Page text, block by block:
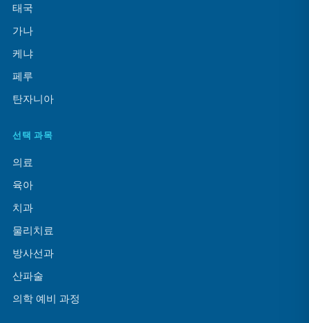
태국
가나
케냐
페루
탄자니아
선택 과목
의료
육아
치과
물리치료
방사선과
산파술
의학 예비 과정